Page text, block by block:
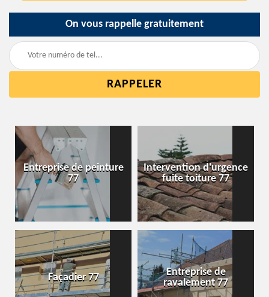
On vous rappelle gratuitement
Entreprise de peinture
77
Intervention d'urgence
fuite toiture 77
Façadier 77
Entreprise de
ravalement 77